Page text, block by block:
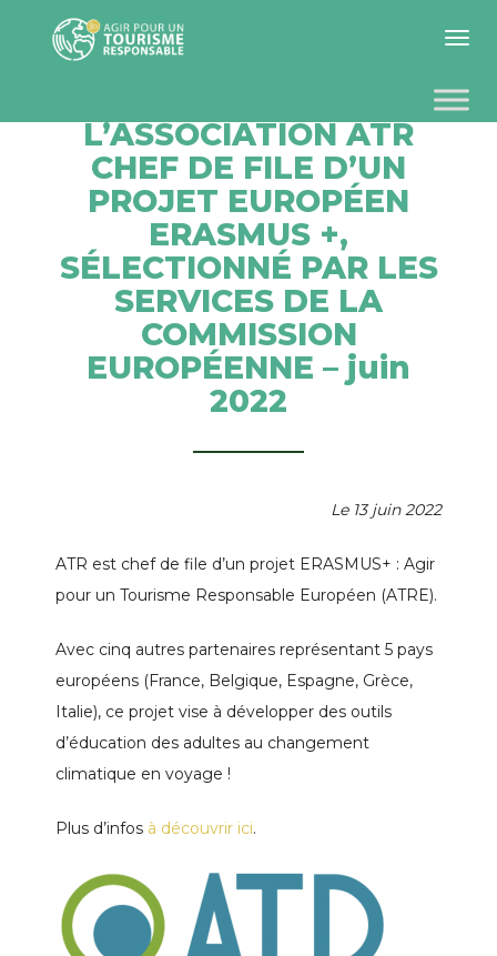
Toggle
L’ASSOCIATION ATR
CHEF DE FILE D’UN
PROJET EUROPÉEN
ERASMUS +,
SÉLECTIONNÉ PAR LES
SERVICES DE LA
COMMISSION
EUROPÉENNE – juin
2022
Le 13 juin 2022
ATR est chef de file d’un projet ERASMUS+ : Agir
pour un Tourisme Responsable Européen (ATRE).
Avec cinq autres partenaires représentant 5 pays
européens (France, Belgique, Espagne, Grèce,
Italie), ce projet vise à développer des outils
d’éducation des adultes au changement
climatique en voyage !
Plus d’infos à découvrir ici.